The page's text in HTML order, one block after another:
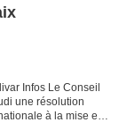
Infos Le Conseil
une résolution
à la mise en